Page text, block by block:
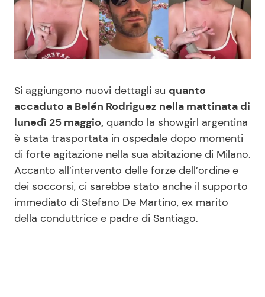
Casa
Moda e Style
Mondo Mamma
News benessere
Salute
Viaggi e Turismo
Festività
Consigli di Cucina
Dolci
Le Ricette in TV
Primi Piatti
Ricette Facili e Veloci
Ricette Feste
Ricette per Bambini
Si aggiungono nuovi dettagli su quanto
accaduto a Belén Rodriguez nella mattinata di
lunedì 25 maggio, quando la showgirl argentina
è stata trasportata in ospedale dopo momenti
di forte agitazione nella sua abitazione di Milano.
Accanto all’intervento delle forze dell’ordine e
dei soccorsi, ci sarebbe stato anche il supporto
immediato di Stefano De Martino, ex marito
della conduttrice e padre di Santiago.